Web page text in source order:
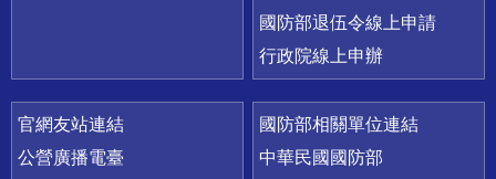
國防部退伍令線上申請
行政院線上申辦
官網友站連結
公營廣播電臺
國防部相關單位連結
中華民國國防部